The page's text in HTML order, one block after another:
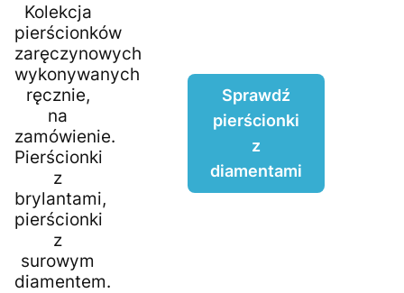
Kolekcja
pierścionków
zaręczynowych
wykonywanych
ręcznie,
na
zamówienie.
Pierścionki
z
brylantami,
pierścionki
z
surowym
diamentem.
Sprawdź
pierścionki
z
diamentami